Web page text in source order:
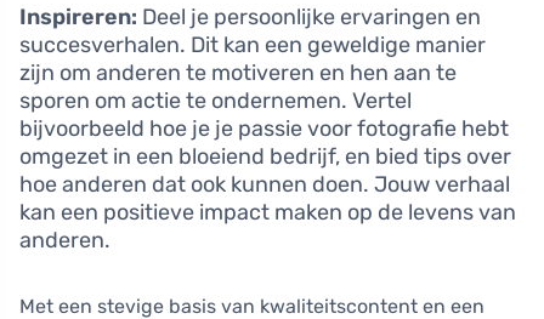
Inspireren: Deel je persoonlijke ervaringen en
succesverhalen. Dit kan een geweldige manier
zijn om anderen te motiveren en hen aan te
sporen om actie te ondernemen. Vertel
bijvoorbeeld hoe je je passie voor fotografie hebt
omgezet in een bloeiend bedrijf, en bied tips over
hoe anderen dat ook kunnen doen. Jouw verhaal
kan een positieve impact maken op de levens van
anderen.
Met een stevige basis van kwaliteitscontent en een